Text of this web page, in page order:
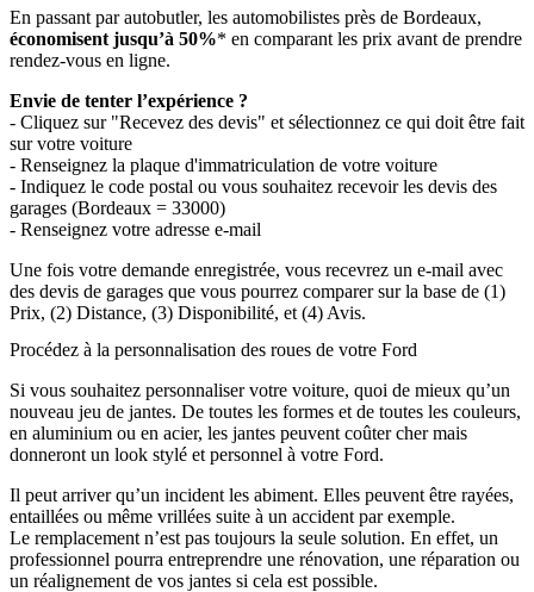
En passant par autobutler, les automobilistes près de Bordeaux,
économisent jusqu’à 50%* en comparant les prix avant de prendre
rendez-vous en ligne.
Envie de tenter l’expérience ?
- Cliquez sur "Recevez des devis" et sélectionnez ce qui doit être fait
sur votre voiture
- Renseignez la plaque d'immatriculation de votre voiture
- Indiquez le code postal ou vous souhaitez recevoir les devis des
garages (Bordeaux = 33000)
- Renseignez votre adresse e-mail
Une fois votre demande enregistrée, vous recevrez un e-mail avec
des devis de garages que vous pourrez comparer sur la base de (1)
Prix, (2) Distance, (3) Disponibilité, et (4) Avis.
Procédez à la personnalisation des roues de votre Ford
Si vous souhaitez personnaliser votre voiture, quoi de mieux qu’un
nouveau jeu de jantes. De toutes les formes et de toutes les couleurs,
en aluminium ou en acier, les jantes peuvent coûter cher mais
donneront un look stylé et personnel à votre Ford.
Il peut arriver qu’un incident les abiment. Elles peuvent être rayées,
entaillées ou même vrillées suite à un accident par exemple.
Le remplacement n’est pas toujours la seule solution. En effet, un
professionnel pourra entreprendre une rénovation, une réparation ou
un réalignement de vos jantes si cela est possible.